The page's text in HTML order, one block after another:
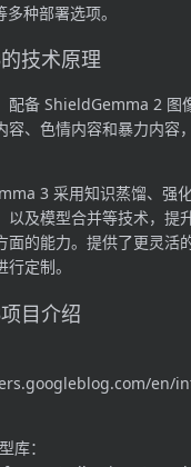
种部署选项。
技术原理
配备 ShieldGemma 2 图
容、色情内容和暴力内容
3 采用知识蒸馏、强
以及模型合并等技术，提
面的能力。提供了更灵活
定制。
目介绍
en/
库：